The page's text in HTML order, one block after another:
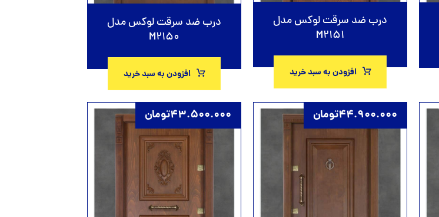
درب ضد سرقت لوکس مدل
M2151
افزودن به سبد خرید
درب ضد سرقت لوکس مدل
M2150
افزودن به سبد خرید
44.900.000تومان 43.500.000تومان